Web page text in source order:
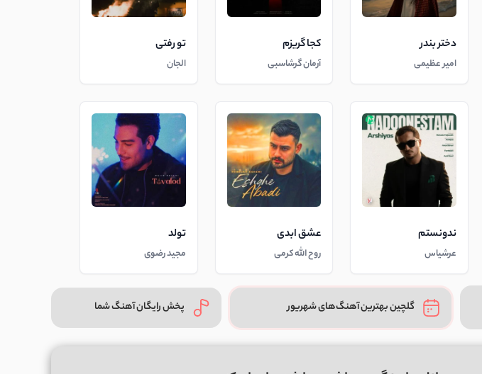
دختر بندر
امیر عظیمی
کجا گریزم
آرمان گرشاسبی
تو رفتی
الجان
ندونستم
عرشیاس
عشق ابدی
روح الله کرمی
تولد
مجید رضوی
گلچین بهترین آهنگ‌های شهریور پخش رایگان آهنگ شما